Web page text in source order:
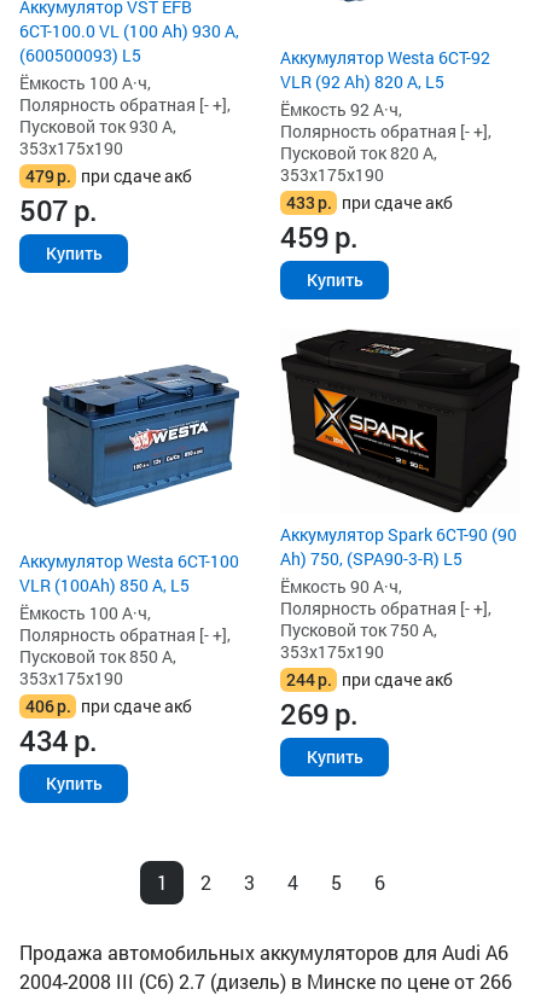
Аккумулятор VST EFB
6СТ-100.0 VL (100 Ah) 930 А,
(600500093) L5
Ёмкость 100 А·ч,
Полярность обратная [- +],
Пусковой ток 930 А,
353x175x190
479р. при сдаче акб
507р.
Купить
Аккумулятор Westa 6СТ-92
VLR (92 Ah) 820 А, L5
Ёмкость 92 А·ч,
Полярность обратная [- +],
Пусковой ток 820 А,
353x175x190
433р. при сдаче акб
459р.
Купить
Аккумулятор Westa 6СТ-100
VLR (100Ah) 850 А, L5
Ёмкость 100 А·ч,
Полярность обратная [- +],
Пусковой ток 850 А,
353x175x190
406р. при сдаче акб
434р.
Купить
Аккумулятор Spark 6СТ-90 (90
Ah) 750, (SPA90-3-R) L5
Ёмкость 90 А·ч,
Полярность обратная [- +],
Пусковой ток 750 А,
353x175x190
244р. при сдаче акб
269р.
Купить
1 2 3 4 5 6
Продажа автомобильных аккумуляторов для Audi A6
2004-2008 III (C6) 2.7 (дизель) в Минске по цене от 266